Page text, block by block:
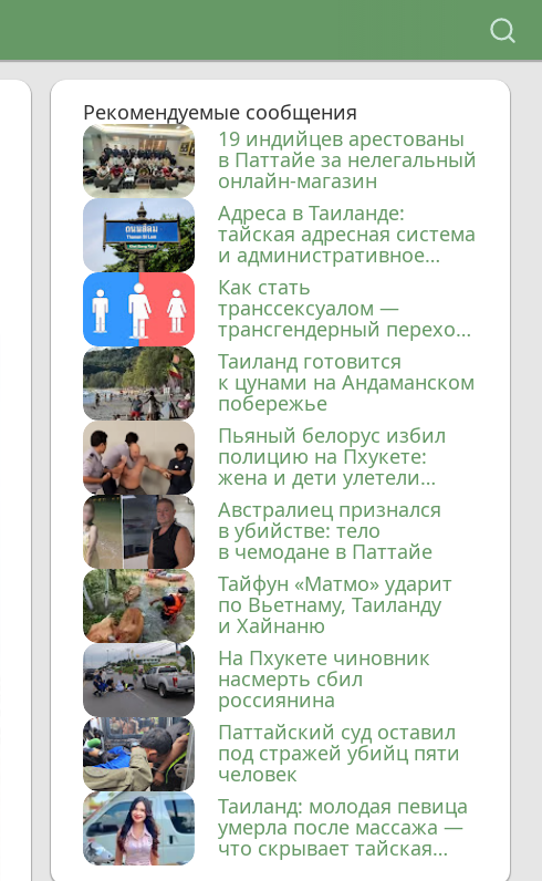
Рекомендуемые сообщения
19 индийцев арестованы
в Паттайе за нелегальный
онлайн-магазин
Адреса в Таиланде:
тайская адресная система
и административное
деление
Как стать
транссексуалом —
трансгендерный переход
в Таиланде
Таиланд готовится
к цунами на Андаманском
побережье
Пьяный белорус избил
полицию на Пхукете:
жена и дети улетели
домой
Австралиец признался
в убийстве: тело
в чемодане в Паттайе
Тайфун «Матмо» ударит
по Вьетнаму, Таиланду
и Хайнаню
На Пхукете чиновник
насмерть сбил
россиянина
Паттайский суд оставил
под стражей убийц пяти
человек
Таиланд: молодая певица
умерла после массажа —
что скрывает тайская
медицина?